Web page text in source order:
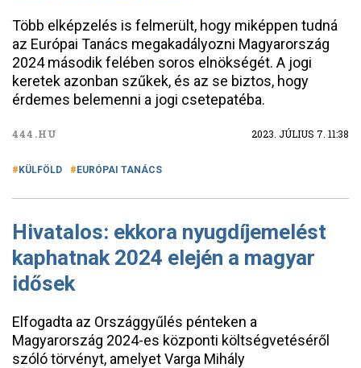
Több elképzelés is felmerült, hogy miképpen tudná
az Európai Tanács megakadályozni Magyarország
2024 második felében soros elnökségét. A jogi
keretek azonban szűkek, és az se biztos, hogy
érdemes belemenni a jogi csetepatéba.
444.HU 2023. JÚLIUS 7. 11:38
KÜLFÖLD EURÓPAI TANÁCS
Hivatalos: ekkora nyugdíjemelést
kaphatnak 2024 elején a magyar
idősek
Elfogadta az Országgyűlés pénteken a
Magyarország 2024-es központi költségvetéséről
szóló törvényt, amelyet Varga Mihály